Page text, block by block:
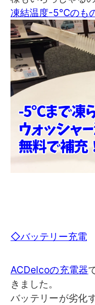
凍結温度-5℃のも
◇バッテリー充電
ACDelcoの充電器
きました。
バッテリーが劣化